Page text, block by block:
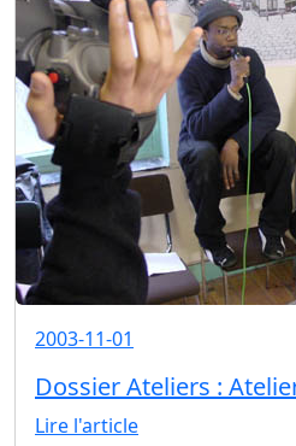
2003-11-01
Dossier Ateliers :
Lire l'article